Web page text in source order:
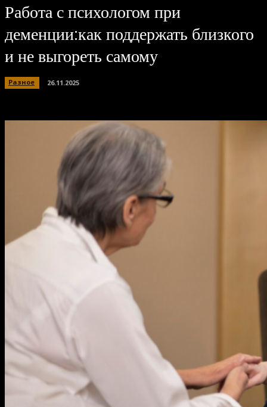
Работа с психологом при
деменции:как поддержать близкого
и не выгореть самому
Разное 26.11.2025